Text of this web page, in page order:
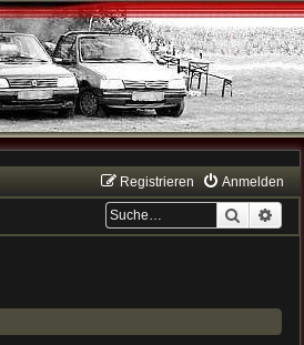
Anmelden
Registrieren
Suche